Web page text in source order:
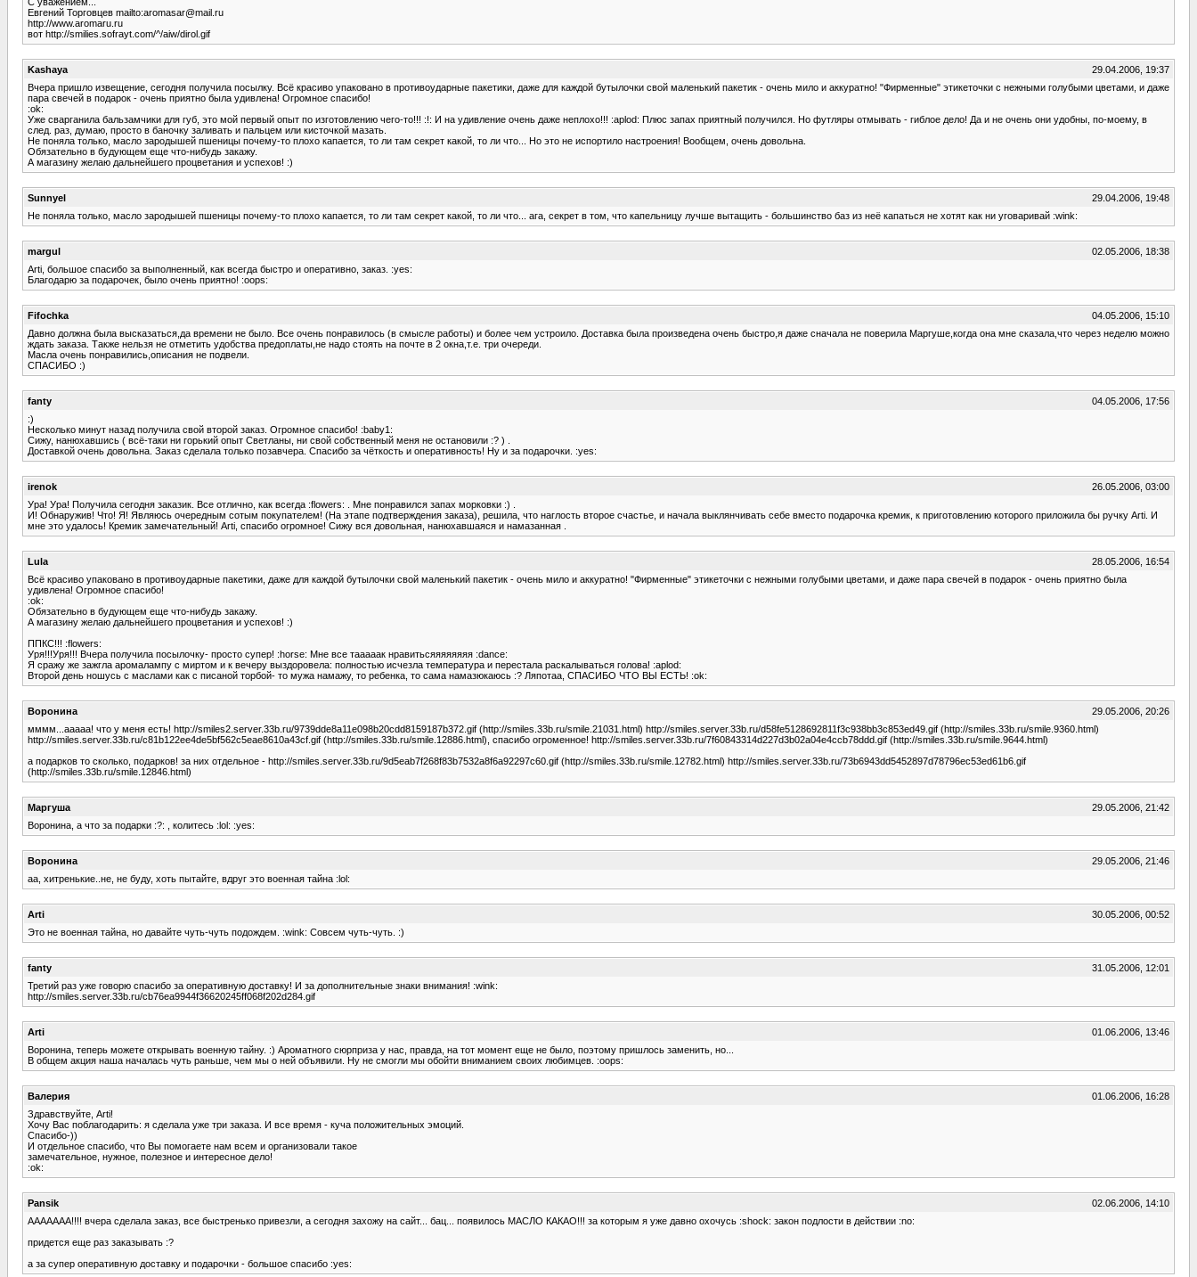
Евгений Торговцев mailto:aromasar@mail.ru
http://www.aromaru.ru
вот http://smilies.sofrayt.com/^/aiw/dirol.gif
Kashaya
29.04.2006, 19:37
Вчера пришло извещение, сегодня получила посылку. Всё красиво упаковано в противоударные пакетики, даже для каждой бутылочки свой маленький пакетик - очень мило и аккуратно! "Фирменные" этикеточки с нежными голубыми цветами, и даже
пара свечей в подарок - очень приятно была удивлена! Огромное спасибо!
:ok:
Уже сварганила бальзамчики для губ, это мой первый опыт по изготовлению чего-то!!! :!: И на удивление очень даже неплохо!!! :aplod: Плюс запах приятный получился. Но футляры отмывать - гиблое дело! Да и не очень они удобны, по-моему, в
след. раз, думаю, просто в баночку заливать и пальцем или кисточкой мазать.
Не поняла только, масло зародышей пшеницы почему-то плохо капается, то ли там секрет какой, то ли что... Но это не испортило настроения! Вообщем, очень довольна.
Обязательно в будующем еще что-нибудь закажу.
А магазину желаю дальнейшего процветания и успехов! :)
Sunnyel
29.04.2006, 19:48
Не поняла только, масло зародышей пшеницы почему-то плохо капается, то ли там секрет какой, то ли что... ага, секрет в том, что капельницу лучше вытащить - большинство баз из неё капаться не хотят как ни уговаривай :wink:
margul
02.05.2006, 18:38
Arti, большое спасибо за выполненный, как всегда быстро и оперативно, заказ. :yes:
Благодарю за подарочек, было очень приятно! :oops:
Fifochka
04.05.2006, 15:10
Давно должна была высказаться,да времени не было. Все очень понравилось (в смысле работы) и более чем устроило. Доставка была произведена очень быстро,я даже сначала не поверила Маргуше,когда она мне сказала,что через неделю можно
ждать заказа. Также нельзя не отметить удобства предоплаты,не надо стоять на почте в 2 окна,т.е. три очереди.
Масла очень понравились,описания не подвели.
СПАСИБО :)
fanty
04.05.2006, 17:56
:)
Несколько минут назад получила свой второй заказ. Огромное спасибо! :baby1:
Сижу, нанюхавшись ( всё-таки ни горький опыт Светланы, ни свой собственный меня не остановили :? ) .
Доставкой очень довольна. Заказ сделала только позавчера. Спасибо за чёткость и оперативность! Ну и за подарочки. :yes:
irenok
26.05.2006, 03:00
Ура! Ура! Получила сегодня заказик. Все отлично, как всегда :flowers: . Мне понравился запах морковки :) .
И! Обнаружив! Что! Я! Являюсь очередным сотым покупателем! (На этапе подтверждения заказа), решила, что наглость второе счастье, и начала выклянчивать себе вместо подарочка кремик, к приготовлению которого приложила бы ручку Arti. И
мне это удалось! Кремик замечательный! Arti, спасибо огромное! Сижу вся довольная, нанюхавшаяся и намазанная .
Lula
28.05.2006, 16:54
Всё красиво упаковано в противоударные пакетики, даже для каждой бутылочки свой маленький пакетик - очень мило и аккуратно! "Фирменные" этикеточки с нежными голубыми цветами, и даже пара свечей в подарок - очень приятно была
удивлена! Огромное спасибо!
:ok:
Обязательно в будующем еще что-нибудь закажу.
А магазину желаю дальнейшего процветания и успехов! :)
ППКС!!! :flowers:
Уря!!!Уря!!! Вчера получила посылочку- просто супер! :horse: Мне все тааааак нравитьсяяяяяяяя :dance:
Я сражу же зажгла аромалампу с миртом и к вечеру выздоровела: полностью исчезла температура и перестала раскалываться голова! :aplod:
Второй день ношусь с маслами как с писаной торбой- то мужа намажу, то ребенка, то сама намазюкаюсь :? Ляпотаа, СПАСИБО ЧТО ВЫ ЕСТЬ! :ok:
Воронина
29.05.2006, 20:26
мммм...ааааа! что у меня есть! http://smiles2.server.33b.ru/9739dde8a11e098b20cdd8159187b372.gif (http://smiles.33b.ru/smile.21031.html) http://smiles.server.33b.ru/d58fe5128692811f3c938bb3c853ed49.gif (http://smiles.33b.ru/smile.9360.html)
http://smiles.server.33b.ru/c81b122ee4de5bf562c5eae8610a43cf.gif (http://smiles.33b.ru/smile.12886.html), спасибо огроменное! http://smiles.server.33b.ru/7f60843314d227d3b02a04e4ccb78ddd.gif (http://smiles.33b.ru/smile.9644.html)
а подарков то сколько, подарков! за них отдельное - http://smiles.server.33b.ru/9d5eab7f268f83b7532a8f6a92297c60.gif (http://smiles.33b.ru/smile.12782.html) http://smiles.server.33b.ru/73b6943dd5452897d78796ec53ed61b6.gif
(http://smiles.33b.ru/smile.12846.html)
Маргуша
29.05.2006, 21:42
Воронина, а что за подарки :?: , колитесь :lol: :yes:
Воронина
29.05.2006, 21:46
аа, хитренькие..не, не буду, хоть пытайте, вдруг это военная тайна :lol:
Arti
30.05.2006, 00:52
Это не военная тайна, но давайте чуть-чуть подождем. :wink: Совсем чуть-чуть. :)
fanty
31.05.2006, 12:01
Третий раз уже говорю спасибо за оперативную доставку! И за дополнительные знаки внимания! :wink:
http://smiles.server.33b.ru/cb76ea9944f36620245ff068f202d284.gif
Arti
01.06.2006, 13:46
Воронина, теперь можете открывать военную тайну. :) Ароматного сюрприза у нас, правда, на тот момент еще не было, поэтому пришлось заменить, но...
В общем акция наша началась чуть раньше, чем мы о ней объявили. Ну не смогли мы обойти вниманием своих любимцев. :oops:
Валерия
01.06.2006, 16:28
Здравствуйте, Arti!
Хочу Вас поблагодарить: я сделала уже три заказа. И все время - куча положительных эмоций.
Спасибо-))
И отдельное спасибо, что Вы помогаете нам всем и организовали такое
замечательное, нужное, полезное и интересное дело!
:ok:
Pansik
02.06.2006, 14:10
ААААААА!!!! вчера сделала заказ, все быстренько привезли, а сегодня захожу на сайт... бац... появилось МАСЛО КАКАО!!! за которым я уже давно охочусь :shock: закон подлости в действии :no:
придется еще раз заказывать :?
а за супер оперативную доставку и подарочки - большое спасибо :yes: